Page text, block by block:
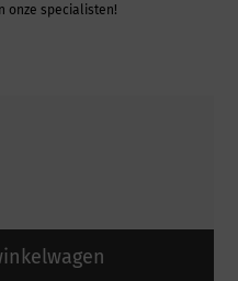
onze specialisten!